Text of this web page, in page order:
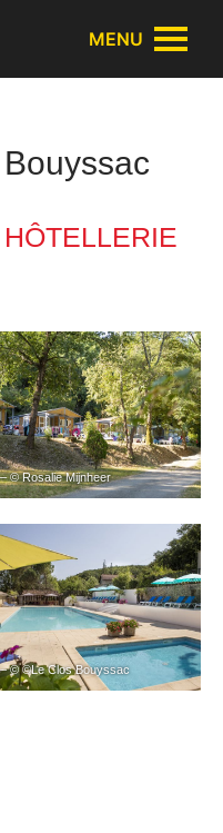
MENU
HÔTELLERIE
– © Rosalie Mijnheer
– © ©Le Clos Bouyssac